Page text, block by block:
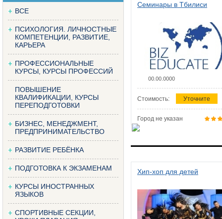
ВСЕ
ПСИХОЛОГИЯ. ЛИЧНОСТНЫЕ
КОМПЕТЕНЦИИ, РАЗВИТИЕ,
КАРЬЕРА
ПРОФЕССИОНАЛЬНЫЕ
КУРСЫ, КУРСЫ ПРОФЕССИЙ
ПОВЫШЕНИЕ
КВАЛИФИКАЦИИ, КУРСЫ
ПЕРЕПОДГОТОВКИ
БИЗНЕС, МЕНЕДЖМЕНТ,
ПРЕДПРИНИМАТЕЛЬСТВО
РАЗВИТИЕ РЕБЁНКА
ПОДГОТОВКА К ЭКЗАМЕНАМ
КУРСЫ ИНОСТРАННЫХ
ЯЗЫКОВ
СПОРТИВНЫЕ СЕКЦИИ,
Семинары в Тбилиси
00.00.0000
Стоимость: Уточните
Город не указан
Хип-хоп для детей